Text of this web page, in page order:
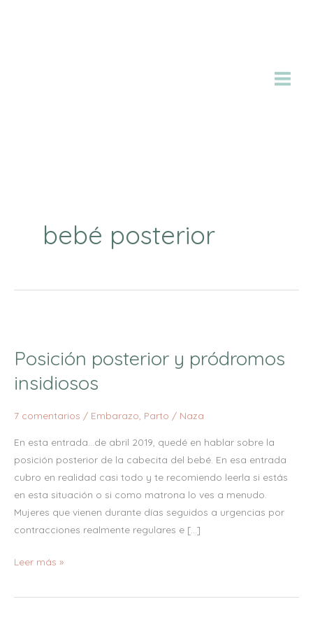
bebé posterior
Posición posterior y pródromos
insidiosos
7 comentarios / Embarazo Parto / Naza
En esta entrada…de abril 2019, quedé en hablar sobre la
posición posterior de la cabecita del bebé. En esa entrada
cubro en realidad casi todo y te recomiendo leerla si estás
en esta situación o si como matrona lo ves a menudo.
Mujeres que vienen durante días seguidos a urgencias por
contracciones realmente regulares e […]
y
pródromos
insidiosos
Leer más »